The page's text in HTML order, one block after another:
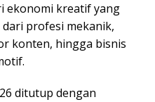
ekonomi kreatif yang
profesi mekanik,
konten, hingga bisnis
ditutup dengan